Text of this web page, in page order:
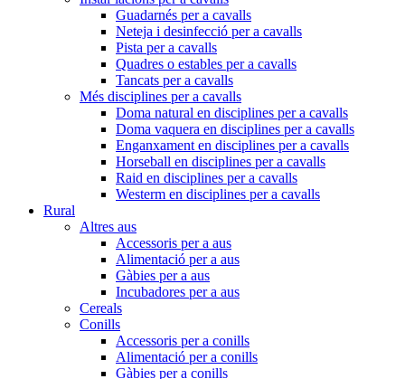
Guadarnés per a cavalls
Neteja i desinfecció per a cavalls
Pista per a cavalls
Quadres o estables per a cavalls
Tancats per a cavalls
Més disciplines per a cavalls
Doma natural en disciplines per a cavalls
Doma vaquera en disciplines per a cavalls
Enganxament en disciplines per a cavalls
Horseball en disciplines per a cavalls
Raid en disciplines per a cavalls
Westerm en disciplines per a cavalls
Rural
Altres aus
Accessoris per a aus
Alimentació per a aus
Gàbies per a aus
Incubadores per a aus
Cereals
Conills
Accessoris per a conills
Alimentació per a conills
Gàbies per a conills